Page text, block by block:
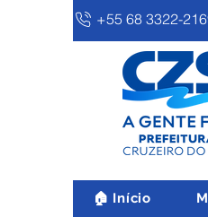
+55 68 3322-
🏠 Início